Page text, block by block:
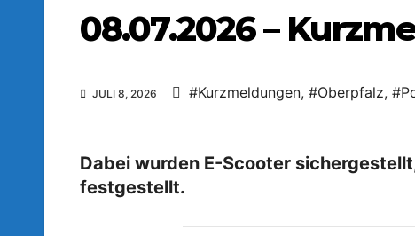
08.07.2026 –
JULI 8, 2026 #Kurzmeldungen, #Oberpfalz,
Dabei wurden E-Scooter
festgestellt.